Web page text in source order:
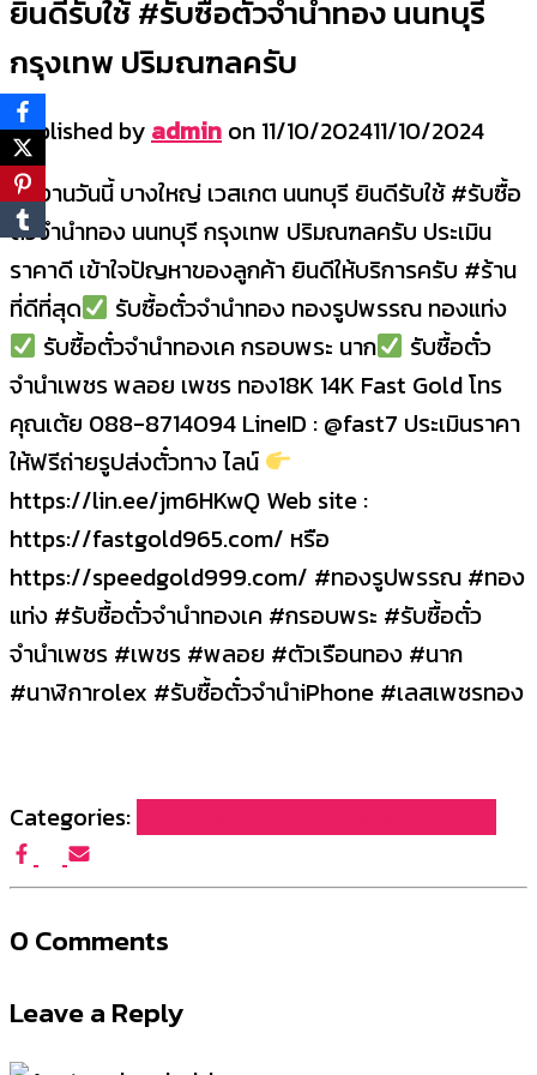
ยินดีรับใช้ #รับซื้อตั๋วจำนำทอง นนทบุรี
กรุงเทพ ปริมณฑลครับ
Published byadmin on 11/10/202411/10/2024
ผลงานวันนี้ บางใหญ่ เวสเกต นนทบุรี ยินดีรับใช้ #รับซื้อ
ตั๋วจำนำทอง นนทบุรี กรุงเทพ ปริมณฑลครับ ประเมิน
ราคาดี เข้าใจปัญหาของลูกค้า ยินดีให้บริการครับ #ร้าน
ที่ดีที่สุด
รับซื้อตั๋วจำนำทอง ทองรูปพรรณ ทองแท่ง
รับซื้อตั๋วจำนำทองเค กรอบพระ นาก
รับซื้อตั๋ว
จำนำเพชร พลอย เพชร ทอง18K 14K Fast Gold โทร
คุณเต้ย 088-8714094 LineID : @fast7 ประเมินราคา
ให้ฟรีถ่ายรูปส่งตั๋วทาง ไลน์
https://lin.ee/jm6HKwQ Web site :
https://fastgold965.com/ หรือ
https://speedgold999.com/ #ทองรูปพรรณ #ทอง
แท่ง #รับซื้อตั๋วจำนำทองเค #กรอบพระ #รับซื้อตั๋ว
จำนำเพชร #เพชร #พลอย #ตัวเรือนทอง #นาก
#นาฬิกาrolex #รับซื้อตั๋วจำนำiPhone #เลสเพชรทอง
Categories:
0 Comments
Leave a Reply